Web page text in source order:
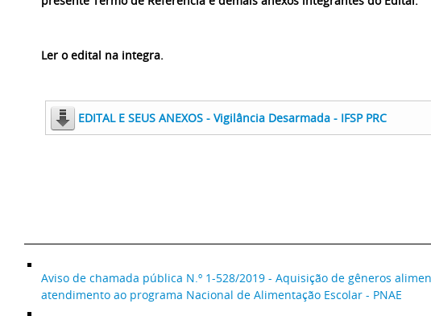
Ler o edital na integra.
EDITAL E SEUS ANEXOS - Vigilância Desarmada - IFSP PRC
Aviso de chamada pública N.º 1-528/2019 - Aquisição de gêneros
atendimento ao programa Nacional de Alimentação Escolar - PNAE